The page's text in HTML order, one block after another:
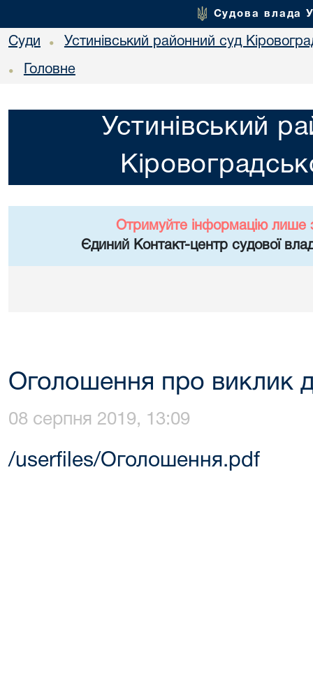
Судова влада
Суди • Устинівський районний суд
• Головне
Устинівський
Отримуйте інформацію лише
Єдиний Контакт-центр судової
Оголошення про виклик
08 серпня 2019, 13:09
/userfiles/Оголошення.pdf